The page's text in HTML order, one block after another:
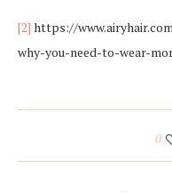
[2] https://
why-you-need-to-wear-
0